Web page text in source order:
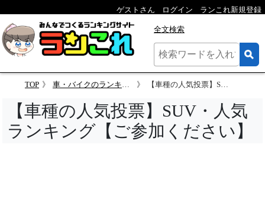
ゲストさん ログイン ランこれ新規登録
全文検索
TOP 車・バイクのランキング 【車種の人気投票】SUV・人気ランキング【ご参加ください】
【車種の人気投票】SUV・人気
ランキング【ご参加ください】